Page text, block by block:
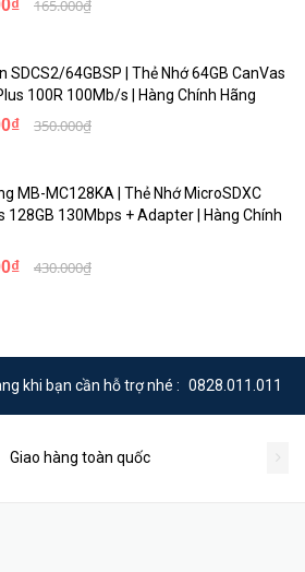
165.000₫
SDCS2/64GBSP | Thẻ Nhớ 64GB CanVas
100R 100Mb/s | Hàng Chính Hãng
350.000₫
MB-MC128KA | Thẻ Nhớ MicroSDXC
128GB 130Mbps + Adapter | Hàng Chính
430.000₫
khi bạn cần hỗ trợ nhé : 0828.011.011
Giao hàng toàn quốc